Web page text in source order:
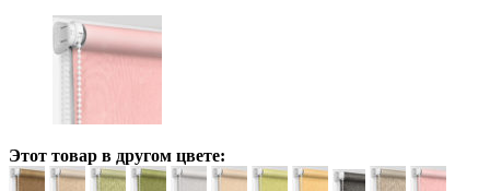
Этот товар в другом цвете: